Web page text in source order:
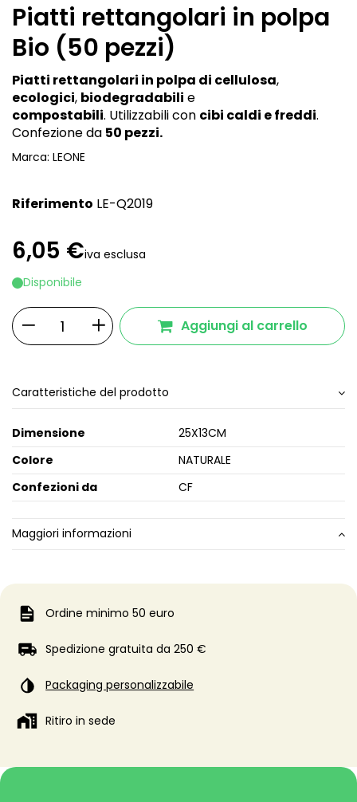
Piatti rettangolari in polpa
Bio (50 pezzi)
Piatti rettangolari in polpa di cellulosa,
ecologici, biodegradabili e
compostabili. Utilizzabili con cibi caldi e freddi.
Confezione da 50 pezzi.
Marca: LEONE
Riferimento LE-Q2019
6,05 €iva esclusa
Disponibile
Aggiungi al carrello
Caratteristiche del prodotto
Dimensione
25X13CM
Colore
NATURALE
Confezioni da
CF
Maggiori informazioni
Ordine minimo 50 euro
Spedizione gratuita da 250 €
Packaging personalizzabile
Ritiro in sede